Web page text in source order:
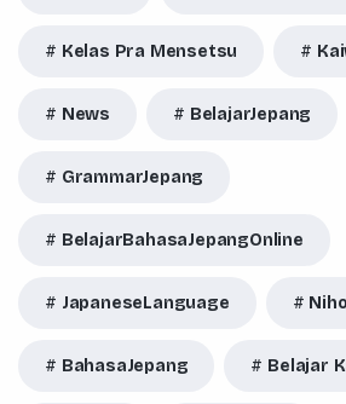
Kelas Pra Mensetsu
News BelajarJepang
GrammarJepang
BelajarBahasaJepangOnline
JapaneseLanguage
BahasaJepang Belajar